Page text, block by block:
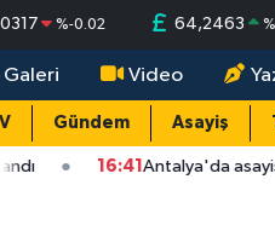
%-0.02 64,2463
Galeri Video
Gündem Asayiş
16:41 Antalya'da asayiş bilançosu